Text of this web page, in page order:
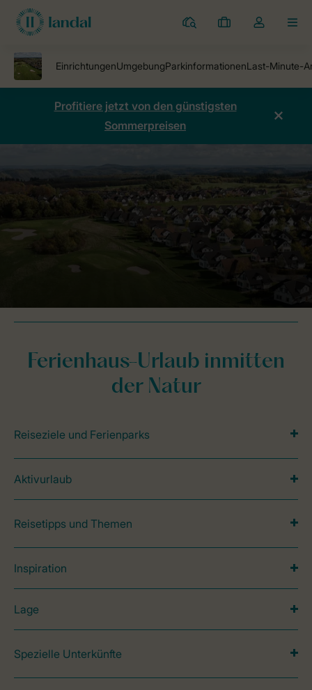
Ferienparks
Meine
Dropdown-
öffnen
Profitiere jetzt von den günstigsten
Sommerpreisen
Ferienresort Cochem Preise vergleichen
Ferienhaus-Urlaub inmitten
der Natur
Reiseziele und Ferienparks
Aktivurlaub
Reisetipps und Themen
Inspiration
Lage
Spezielle Unterkünfte